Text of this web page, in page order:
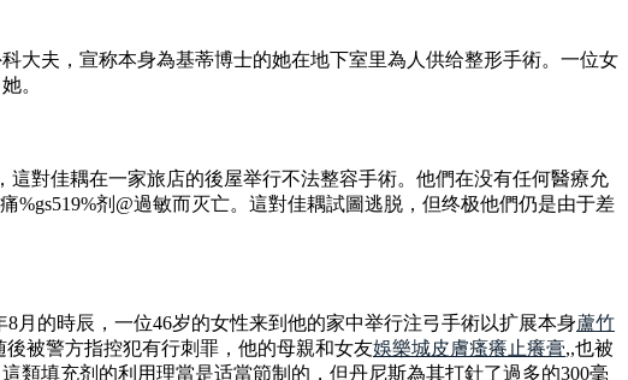
大夫，宣称本身為基蒂博士的她在地下室里為人供给整形手術。一位女
。
這對佳耦在一家旅店的後屋举行不法整容手術。他們在没有任何醫療允
%gs519%剂@過敏而灭亡。這對佳耦試圖逃脱，但终极他們仍是由于差
月的時辰，一位46岁的女性来到他的家中举行注弓手術以扩展本身蘆竹
被警方指控犯有行刺罪，他的母親和女友娛樂城皮膚瘙癢止癢膏,,也被
類填充剂的利用理當是适當節制的，但丹尼斯為其打針了過多的300毫